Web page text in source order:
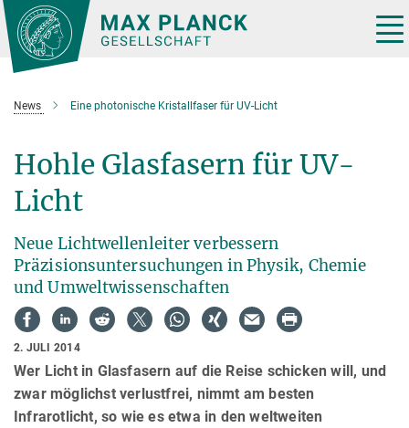
Hauptinhalt
News Eine photonische Kristallfaser für UV-Licht
Hohle Glasfasern für UV-
Licht
Neue Lichtwellenleiter verbessern
Präzisionsuntersuchungen in Physik, Chemie
und Umweltwissenschaften
2. JULI 2014
Wer Licht in Glasfasern auf die Reise schicken will, und
zwar möglichst verlustfrei, nimmt am besten
Infrarotlicht, so wie es etwa in den weltweiten